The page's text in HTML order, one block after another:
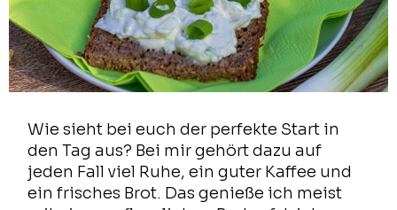
Wie sieht bei euch der perfekte Start in
den Tag aus? Bei mir gehört dazu auf
jeden Fall viel Ruhe, ein guter Kaffee und
ein frisches Brot. Das genieße ich meist